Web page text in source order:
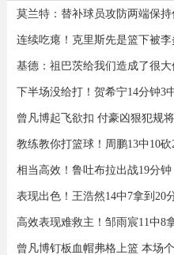
莫兰特：替补球员攻防两端保
连续吃瘪！克里斯先是篮下被
基德：祖巴茨给我们造成了很
下半场没给打！贺希宁14分钟3
曾凡博起飞欲扣 付豪凶狠犯规
相当高效！鲁吐布拉出战19分钟
表现出色！王浩然14中7拿到20
高效表现难救主！邹雨宸11中8
曾凡博钉板血帽弗格上篮 本场